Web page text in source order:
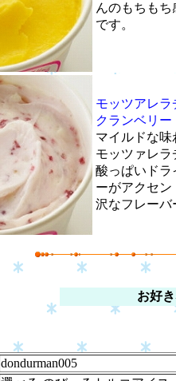
んのもちもち
です。
モッツアレラ
クランベリー
マイルドな
モッツァレラ
酸っぱいドラ
ーがアクセ
沢なフレーバ
お好
dondurman005